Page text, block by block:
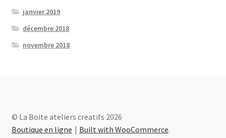
janvier 2019
décembre 2018
novembre 2018
© La Boite ateliers creatifs 2026
Boutique en ligne
Built with WooCommerce.